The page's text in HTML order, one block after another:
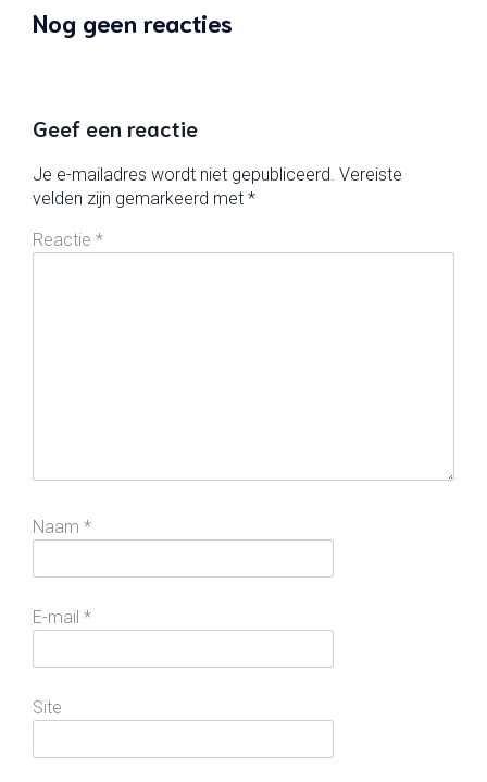
Nog geen reacties
Geef een reactie
Je e-mailadres wordt niet gepubliceerd. Vereiste
velden zijn gemarkeerd met *
Reactie *
Naam *
E-mail *
Site